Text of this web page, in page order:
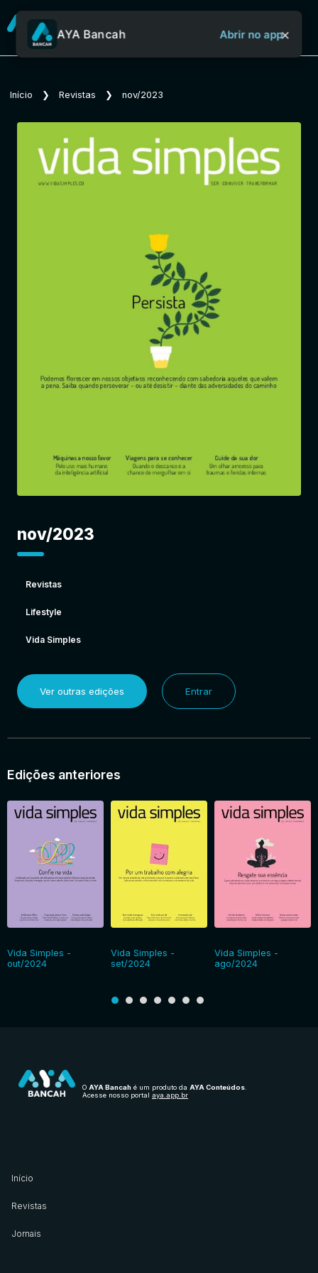
Sobre o Aya Bancah
Notícias
AYA Bancah Abrir no app×
Início ❯ Revistas ❯ nov/2023
nov/2023
Revistas
Lifestyle
Vida Simples
Ver outras edições Entrar
Edições anteriores
Vida Simples -
out/2024
Vida Simples -
set/2024
Vida Simples -
ago/2024
O AYA Bancah é um produto da AYA Conteúdos
Acesse nosso portal aya.app.br
Início
Revistas
Jornais